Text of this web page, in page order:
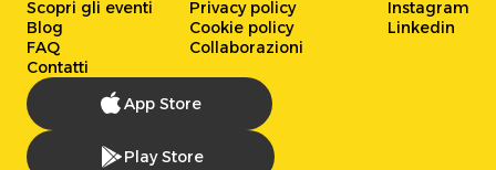
Scopri gli eventi
Blog
FAQ
Contatti
Privacy policy
Cookie policy
Collaborazioni
Instagram
Linkedin
App Store
Play Store